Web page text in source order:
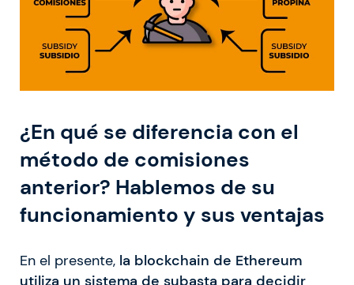
¿En qué se diferencia con el
método de comisiones
anterior? Hablemos de su
funcionamiento y sus ventajas
En el presente, la blockchain de Ethereum
utiliza un sistema de subasta para decidir